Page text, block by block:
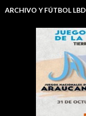
ARCHIVO Y FÚTBOL LBD